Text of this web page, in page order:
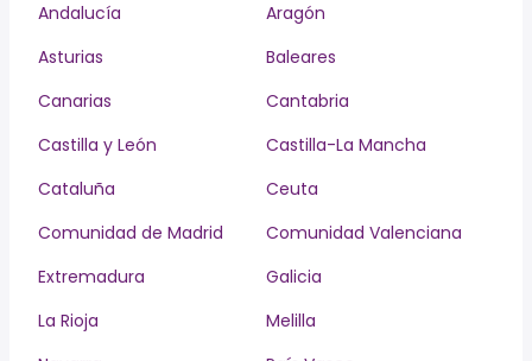
Andalucía
Aragón
Asturias
Baleares
Canarias
Cantabria
Castilla y León
Castilla-La Mancha
Cataluña
Ceuta
Comunidad de Madrid
Comunidad Valenciana
Extremadura
Galicia
La Rioja
Melilla